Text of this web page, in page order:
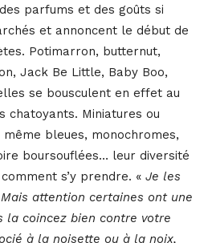
parfums et des goûts si
et annoncent le début de
Potimarron, butternut,
Jack Be Little, Baby Boo,
se bousculent en effet au
chatoyants. Miniatures ou
bleues, monochromes,
boursouflées… leur diversité
s’y prendre. « Je les
attention certaines ont une
la coincez bien contre votre
à la noisette ou à la noix,